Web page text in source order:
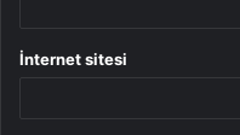
İnternet sitesi